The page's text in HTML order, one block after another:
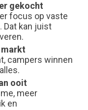
gekocht
focus op vaste
Dat kan juist
campers winnen
ooit
meer
en